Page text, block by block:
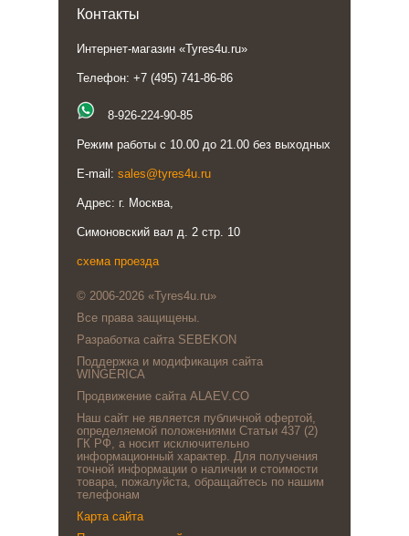
Контакты
Интернет-магазин «Tyres4u.ru»
Телефон: +7 (495) 741-86-86
8-926-224-90-85
Режим работы с 10.00 до 21.00 без выходных
E-mail: sales@tyres4u.ru
Адрес: г. Москва,
Симоновский вал д. 2 стр. 10
схема проезда
© 2006-2026 «Tyres4u.ru»
Все права защищены.
Разработка сайта SEBEKON
Поддержка и модификация сайта
WINGERICA
Продвижение сайта ALAEV.CO
Наш сайт не является публичной офертой,
определяемой положениями Статьи 437 (2)
ГК РФ, а носит исключительно
информационный характер. Для получения
точной информации о наличии и стоимости
товара, пожалуйста, обращайтесь по нашим
телефонам
Карта сайта